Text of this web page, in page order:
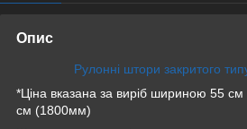
Опис
Рулонні штори закритого
*Ціна вказана за виріб шириною 55
см (1800мм)